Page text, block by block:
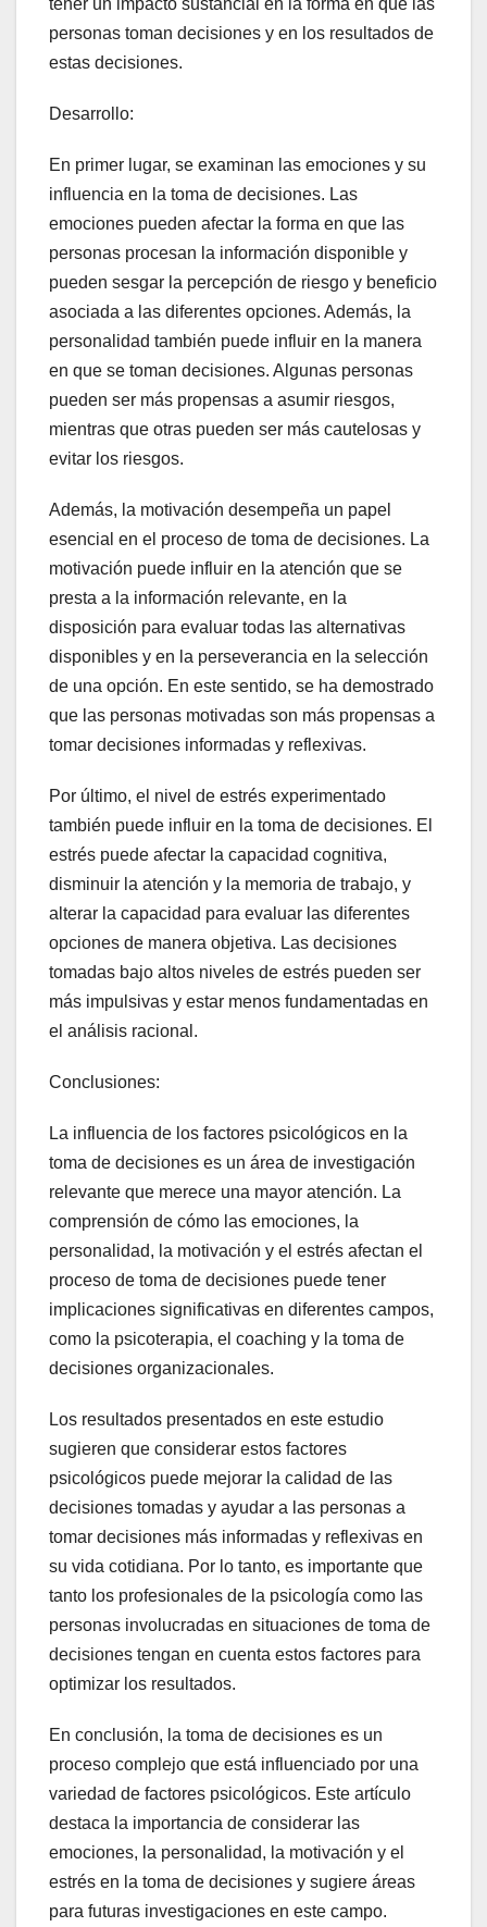
tener un impacto sustancial en la forma en que las
personas toman decisiones y en los resultados de
estas decisiones.
Desarrollo:
En primer lugar, se examinan las emociones y su
influencia en la toma de decisiones. Las
emociones pueden afectar la forma en que las
personas procesan la información disponible y
pueden sesgar la percepción de riesgo y beneficio
asociada a las diferentes opciones. Además, la
personalidad también puede influir en la manera
en que se toman decisiones. Algunas personas
pueden ser más propensas a asumir riesgos,
mientras que otras pueden ser más cautelosas y
evitar los riesgos.
Además, la motivación desempeña un papel
esencial en el proceso de toma de decisiones. La
motivación puede influir en la atención que se
presta a la información relevante, en la
disposición para evaluar todas las alternativas
disponibles y en la perseverancia en la selección
de una opción. En este sentido, se ha demostrado
que las personas motivadas son más propensas a
tomar decisiones informadas y reflexivas.
Por último, el nivel de estrés experimentado
también puede influir en la toma de decisiones. El
estrés puede afectar la capacidad cognitiva,
disminuir la atención y la memoria de trabajo, y
alterar la capacidad para evaluar las diferentes
opciones de manera objetiva. Las decisiones
tomadas bajo altos niveles de estrés pueden ser
más impulsivas y estar menos fundamentadas en
el análisis racional.
Conclusiones:
La influencia de los factores psicológicos en la
toma de decisiones es un área de investigación
relevante que merece una mayor atención. La
comprensión de cómo las emociones, la
personalidad, la motivación y el estrés afectan el
proceso de toma de decisiones puede tener
implicaciones significativas en diferentes campos,
como la psicoterapia, el coaching y la toma de
decisiones organizacionales.
Los resultados presentados en este estudio
sugieren que considerar estos factores
psicológicos puede mejorar la calidad de las
decisiones tomadas y ayudar a las personas a
tomar decisiones más informadas y reflexivas en
su vida cotidiana. Por lo tanto, es importante que
tanto los profesionales de la psicología como las
personas involucradas en situaciones de toma de
decisiones tengan en cuenta estos factores para
optimizar los resultados.
En conclusión, la toma de decisiones es un
proceso complejo que está influenciado por una
variedad de factores psicológicos. Este artículo
destaca la importancia de considerar las
emociones, la personalidad, la motivación y el
estrés en la toma de decisiones y sugiere áreas
para futuras investigaciones en este campo.